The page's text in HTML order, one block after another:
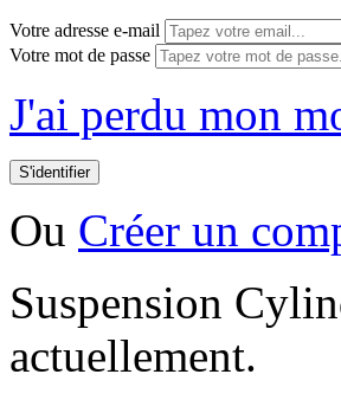
Votre adresse e-mail
Votre mot de passe
J'ai perdu mon
S'identifier
Ou Créer un
Suspension
actuellement.